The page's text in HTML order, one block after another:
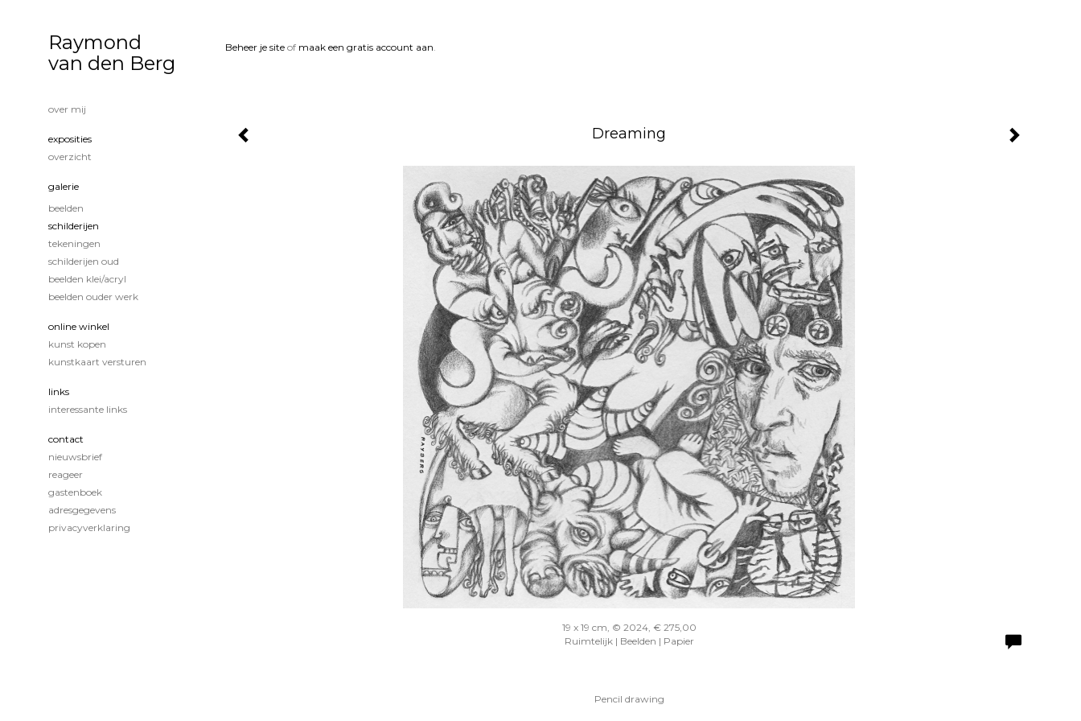
Beheer je site of maak een gratis account aan.
Dreaming
19 x 19 cm, © 2024, € 275,00
Ruimtelijk | Beelden | Papier
Pencil drawing
Raymond
van den Berg
over mij
exposities
overzicht
galerie
beelden
schilderijen
tekeningen
schilderijen oud
beelden klei/acryl
beelden ouder werk
online winkel
kunst kopen
kunstkaart versturen
links
interessante links
contact
nieuwsbrief
reageer
gastenboek
adresgegevens
privacyverklaring